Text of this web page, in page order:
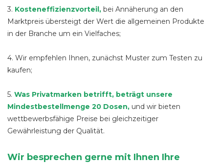
3. Kosteneffizienzvorteil, bei Annäherung an den
Marktpreis übersteigt der Wert die allgemeinen Produkte
in der Branche um ein Vielfaches;
4. Wir empfehlen Ihnen, zunächst Muster zum Testen zu
kaufen;
5. Was Privatmarken betrifft, beträgt unsere
Mindestbestellmenge 20 Dosen, und wir bieten
wettbewerbsfähige Preise bei gleichzeitiger
Gewährleistung der Qualität.
Wir besprechen gerne mit Ihnen Ihre